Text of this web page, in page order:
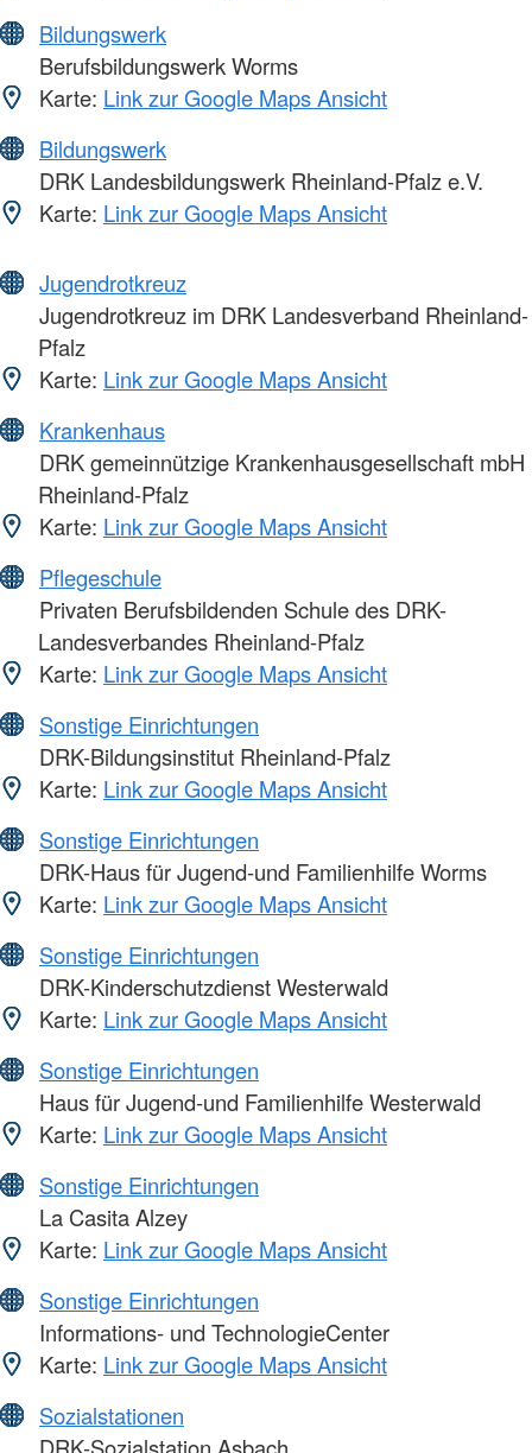
Bildungswerk
Berufsbildungswerk Worms
Karte: Link zur Google Maps Ansicht
Bildungswerk
DRK Landesbildungswerk Rheinland-Pfalz e.V.
Karte: Link zur Google Maps Ansicht
Jugendrotkreuz
Jugendrotkreuz im DRK Landesverband Rheinland-
Pfalz
Karte: Link zur Google Maps Ansicht
Krankenhaus
DRK gemeinnützige Krankenhausgesellschaft mbH
Rheinland-Pfalz
Karte: Link zur Google Maps Ansicht
Pflegeschule
Privaten Berufsbildenden Schule des DRK-
Landesverbandes Rheinland-Pfalz
Karte: Link zur Google Maps Ansicht
Sonstige Einrichtungen
DRK-Bildungsinstitut Rheinland-Pfalz
Karte: Link zur Google Maps Ansicht
Sonstige Einrichtungen
DRK-Haus für Jugend-und Familienhilfe Worms
Karte: Link zur Google Maps Ansicht
Sonstige Einrichtungen
DRK-Kinderschutzdienst Westerwald
Karte: Link zur Google Maps Ansicht
Sonstige Einrichtungen
Haus für Jugend-und Familienhilfe Westerwald
Karte: Link zur Google Maps Ansicht
Sonstige Einrichtungen
La Casita Alzey
Karte: Link zur Google Maps Ansicht
Sonstige Einrichtungen
Informations- und TechnologieCenter
Karte: Link zur Google Maps Ansicht
Sozialstationen